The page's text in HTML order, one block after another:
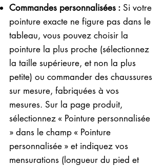
Commandes personnalisées : Si votre
pointure exacte ne figure pas dans le
tableau, vous pouvez choisir la
pointure la plus proche (sélectionnez
la taille supérieure, et non la plus
petite) ou commander des chaussures
sur mesure, fabriquées à vos
mesures. Sur la page produit,
sélectionnez « Pointure personnalisée
» dans le champ « Pointure
personnalisée » et indiquez vos
mensurations (longueur du pied et